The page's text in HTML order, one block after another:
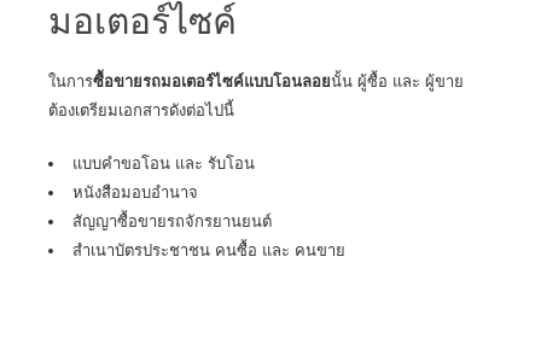
มอเตอร์ไซค์
ในการซื้อขายรถมอเตอร์ไซค์แบบโอนลอยนั้น ผู้ซื้อ และ ผู้ขาย
ต้องเตรียมเอกสารดังต่อไปนี้
แบบคำขอโอน และ รับโอน
หนังสือมอบอำนาจ
สัญญาซื้อขายรถจักรยานยนต์
สำเนาบัตรประชาชน คนซื้อ และ คนขาย